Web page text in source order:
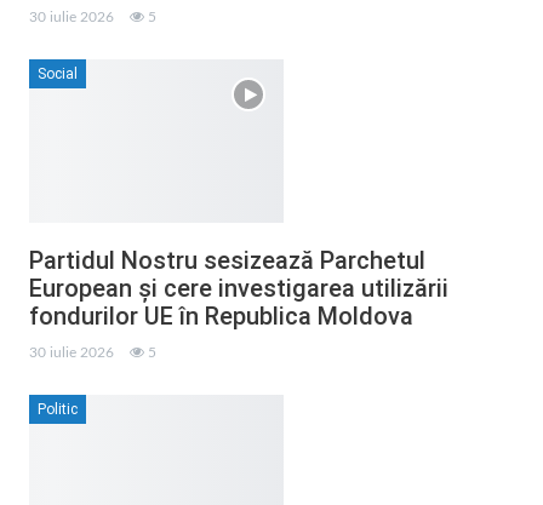
30 iulie 2026 5
Social
Partidul Nostru sesizează Parchetul
European și cere investigarea utilizării
fondurilor UE în Republica Moldova
30 iulie 2026 5
Politic